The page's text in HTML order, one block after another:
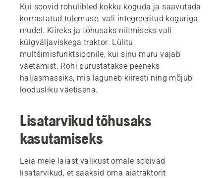
Kui soovid rohulibled kokku koguda ja saavutada
korrastatud tulemuse, vali integreeritud koguriga
mudel. Kiireks ja tõhusaks niitmiseks vali
külgväljaviskega traktor. Lülitu
multšimisfunktsioonile, kui sinu muru vajab
väetamist. Rohi purustatakse peeneks
haljasmassiks, mis laguneb kiiresti ning mõjub
loodusliku väetisena.
Lisatarvikud tõhusaks
kasutamiseks
Leia meie laiast valikust omale sobivad
lisatarvikud, et saaksid oma aiatraktorit